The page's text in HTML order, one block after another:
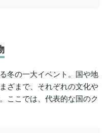
冬の一大イベント。国や地
ざまで、それぞれの文化や
ここでは、代表的な国のク